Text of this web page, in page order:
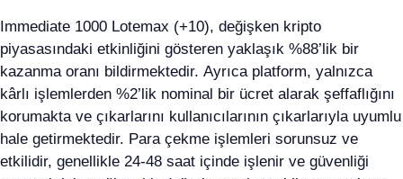
Immediate 1000 Lotemax (+10), değişken kripto
piyasasındaki etkinliğini gösteren yaklaşık %88’lik bir
kazanma oranı bildirmektedir. Ayrıca platform, yalnızca
kârlı işlemlerden %2’lik nominal bir ücret alarak şeffaflığını
korumakta ve çıkarlarını kullanıcılarının çıkarlarıyla uyumlu
hale getirmektedir. Para çekme işlemleri sorunsuz ve
etkilidir, genellikle 24-48 saat içinde işlenir ve güvenliği